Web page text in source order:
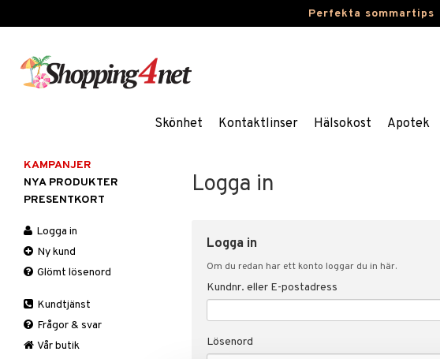
Perfekta sommartips
Skönhet Kontaktlinser Hälsokost Apotek
Logga in
Logga in
Om du redan har ett konto loggar du in här.
Kundnr. eller E-postadress
Lösenord
KAMPANJER
NYA PRODUKTER
PRESENTKORT
Logga in
Ny kund
Glömt lösenord
Kundtjänst
Frågor & svar
Vår butik